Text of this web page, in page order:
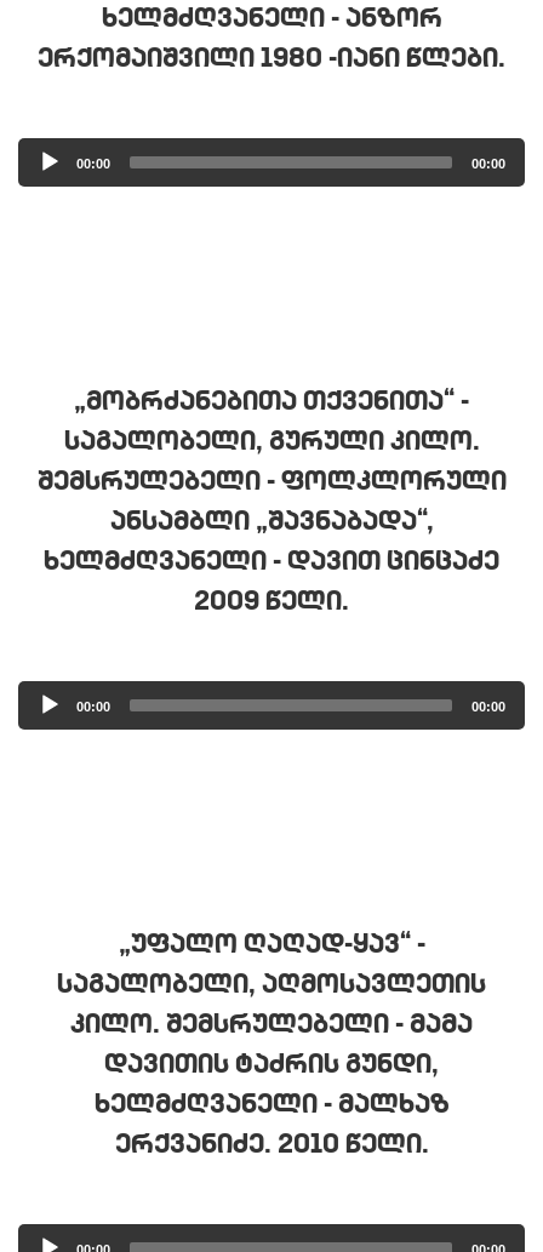
ᲮᲔᲚᲛᲫᲦᲕᲐᲜᲔᲚᲘ - ᲐᲜᲖᲝᲠ
ᲔᲠᲥᲝᲛᲐᲘᲨᲕᲘᲚᲘ 1980 -ᲘᲐᲜᲘ ᲬᲚᲔᲑᲘ.
Audio
Player
00:00 00:00
„ᲛᲝᲑᲠᲫᲐᲜᲔᲑᲘᲗᲐ ᲗᲥᲕᲔᲜᲘᲗᲐ“ -
ᲡᲐᲒᲐᲚᲝᲑᲔᲚᲘ, ᲒᲣᲠᲣᲚᲘ ᲙᲘᲚᲝ.
ᲨᲔᲛᲡᲠᲣᲚᲔᲑᲔᲚᲘ - ᲤᲝᲚᲙᲚᲝᲠᲣᲚᲘ
ᲐᲜᲡᲐᲛᲑᲚᲘ „ᲨᲐᲕᲜᲐᲑᲐᲓᲐ“,
ᲮᲔᲚᲛᲫᲦᲕᲐᲜᲔᲚᲘ - ᲓᲐᲕᲘᲗ ᲪᲘᲜᲪᲐᲫᲔ
2009 ᲬᲔᲚᲘ.
Audio
Player
00:00 00:00
„ᲣᲤᲐᲚᲝ ᲦᲐᲦᲐᲓ-ᲧᲐᲕ“ -
ᲡᲐᲒᲐᲚᲝᲑᲔᲚᲘ, ᲐᲦᲛᲝᲡᲐᲕᲚᲔᲗᲘᲡ
ᲙᲘᲚᲝ. ᲨᲔᲛᲡᲠᲣᲚᲔᲑᲔᲚᲘ - ᲛᲐᲛᲐ
ᲓᲐᲕᲘᲗᲘᲡ ᲢᲐᲫᲠᲘᲡ ᲒᲣᲜᲓᲘ,
ᲮᲔᲚᲛᲫᲦᲕᲐᲜᲔᲚᲘ - ᲛᲐᲚᲮᲐᲖ
ᲔᲠᲥᲕᲐᲜᲘᲫᲔ. 2010 ᲬᲔᲚᲘ.
Audio